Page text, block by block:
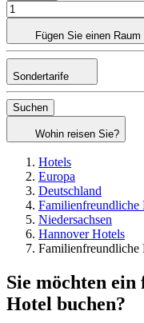
Fügen Sie einen Raum
Sondertarife
Suchen
Wohin reisen Sie?
Hotels
Europa
Deutschland
Familienfreundliche
Niedersachsen
Hannover Hotels
Familienfreundliche
Sie möchten
Hotel buchen?